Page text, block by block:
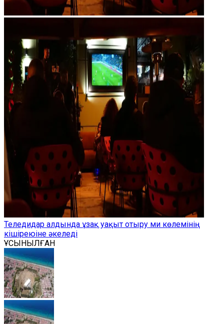
Теледидар алдында ұзақ уақыт отыру ми көлемінің
кішіреюіне әкеледі
ҰСЫНЫЛҒАН